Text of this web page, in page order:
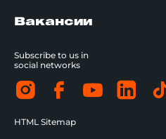
Вакансии
Subscribe to us in
social networks
HTML Sitemap